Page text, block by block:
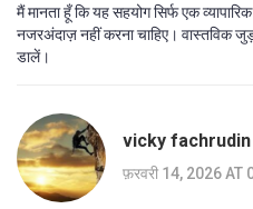
मैं मानता हूँ कि यह सहयोग सिर्फ एक
नजरअंदाज़ नहीं करना चाहिए। वास्तविक
डालें।
vicky fachrudin
फ़रवरी 14, 2026 AT